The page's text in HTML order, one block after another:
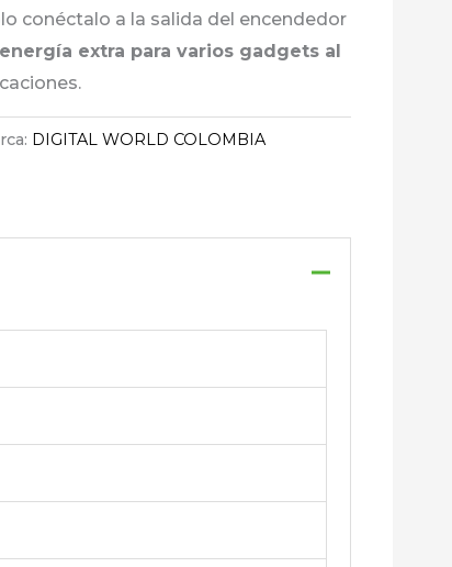
conéctalo a la salida del encendedor
energía extra para varios gadgets al
DIGITAL WORLD COLOMBIA